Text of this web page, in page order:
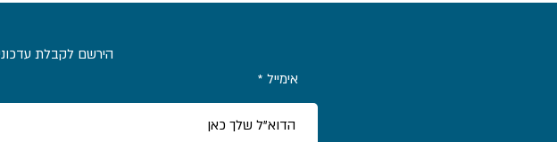
הירשם לקבלת
אימייל